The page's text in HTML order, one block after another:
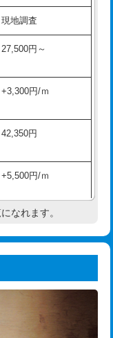
16,500円
3,300円
5,500円
11,000円
33,000円
+8,800円
現地調査
27,500円～
+3,300円/ｍ
42,350円
+5,500円/ｍ
現地調査
33,000円
なれます。